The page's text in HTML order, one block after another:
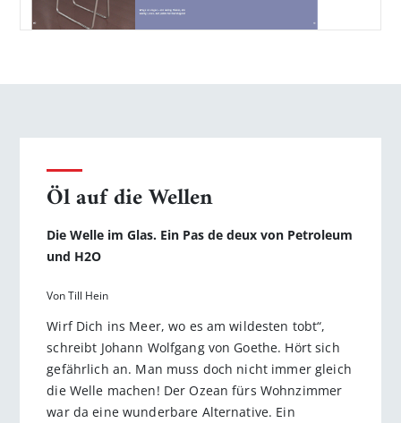
Öl auf die Wellen
Die Welle im Glas. Ein Pas de deux von Petroleum
und H2O
Von Till Hein
Wirf Dich ins Meer, wo es am wildesten tobt“,
schreibt Johann Wolfgang von Goethe. Hört sich
gefährlich an. Man muss doch nicht immer gleich
die Welle machen! Der Ozean fürs Wohnzimmer
war da eine wunderbare Alternative. Ein